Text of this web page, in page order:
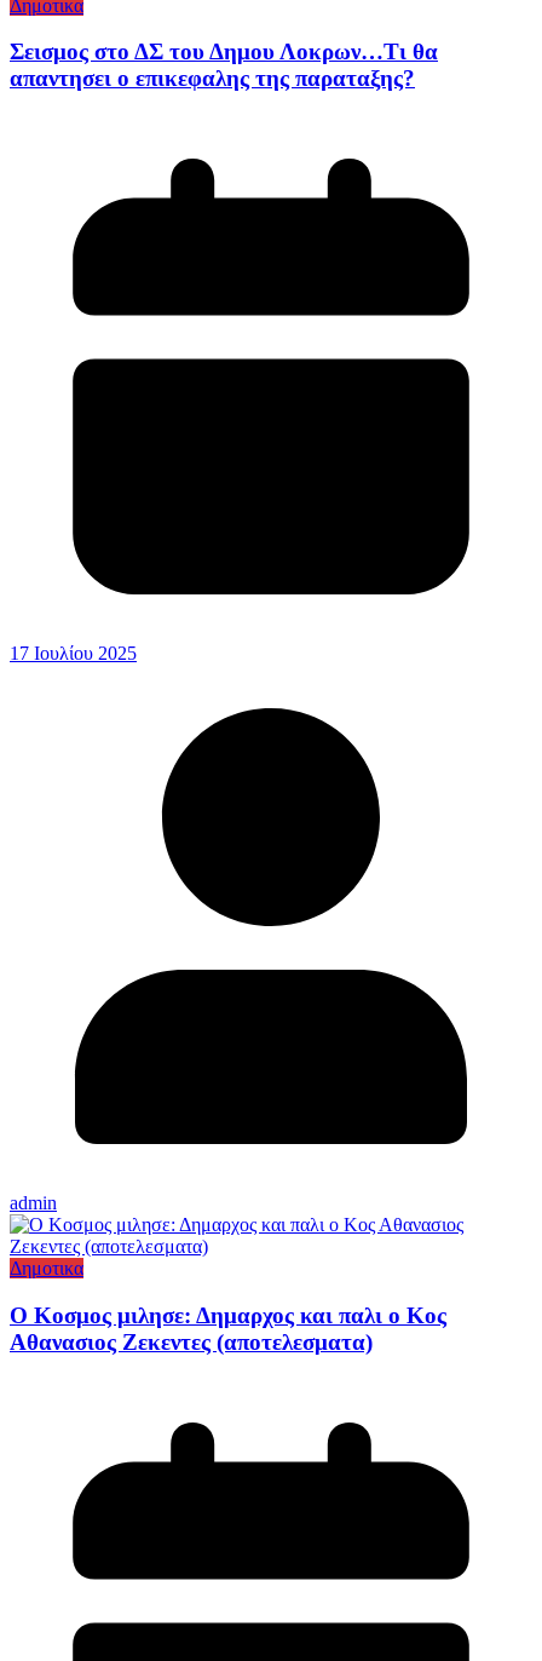
Δημοτικα
Σεισμος στο ΔΣ του Δημου Λοκρων…Τι θα
απαντησει ο επικεφαλης της παραταξης?
17 Ιουλίου 2025
admin
Δημοτικα
Ο Κοσμος μιλησε: Δημαρχος και παλι ο Κος
Αθανασιος Ζεκεντες (αποτελεσματα)